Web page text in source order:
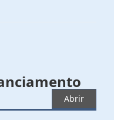
Abrir